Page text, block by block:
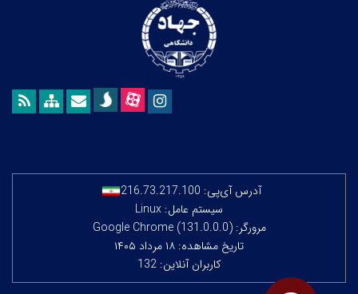
آدرس آی‌پی: 216.73.217.100
سیستم عامل: Linux
مرورگر: Google Chrome (131.0.0.0)
تاریخ مشاهده: ۱۸ مرداد ۱۴۰۵
کاربران آنلاین: 132